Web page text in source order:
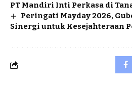
PT Mandiri Inti Perkasa di
Peringati Mayday 2026,
Sinergi untuk Kesejahteraan